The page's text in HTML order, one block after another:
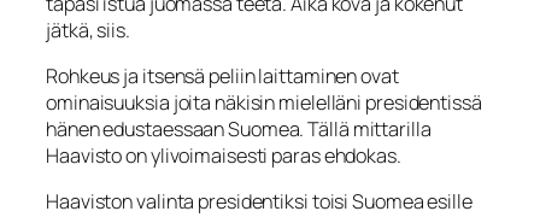
jätkä, siis.
Rohkeus ja itsensä peliin laittaminen ovat
ominaisuuksia joita näkisin mielelläni presidentissä
hänen edustaessaan Suomea. Tällä mittarilla
Haavisto on ylivoimaisesti paras ehdokas.
Haaviston valinta presidentiksi toisi Suomea esille